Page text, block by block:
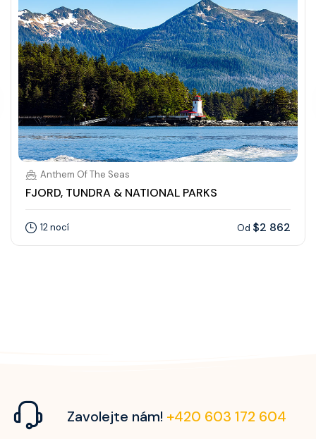
Anthem Of The Seas
FJORD, TUNDRA & NATIONAL PARKS
12 nocí Od $2 862
Zavolejte nám! +420 603 172 604